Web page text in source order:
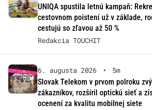
UNIQA spustila letnú kampaň:
cestovnom poistení už v základe,
cestujú so zľavou až 50 %
Redakcia TOUCHIT
6. augusta 2026 •
5m
Slovak Telekom v prvom polroku
zákazníkov, rozšíril optickú sieť a
ocenení za kvalitu mobilnej siete